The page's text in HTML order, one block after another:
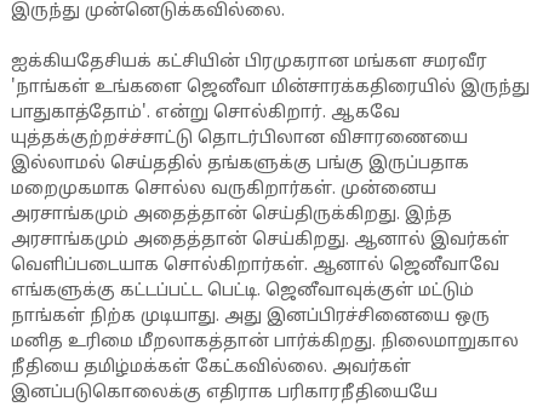
இருந்து முன்னெடுக்கவில்லை.
ஐக்கியதேசியக் கட்சியின் பிரமுகரான மங்கள சமரவீர
'நாங்கள் உங்களை ஜெனீவா மின்சாரக்கதிரையில் இருந்து
பாதுகாத்தோம்'. என்று சொல்கிறார். ஆகவே
யுத்தக்குற்றச்ச்சாட்டு தொடர்பிலான விசாரணையை
இல்லாமல் செய்ததில் தங்களுக்கு பங்கு இருப்பதாக
மறைமுகமாக சொல்ல வருகிறார்கள். முன்னைய
அரசாங்கமும் அதைத்தான் செய்திருக்கிறது. இந்த
அரசாங்கமும் அதைத்தான் செய்கிறது. ஆனால் இவர்கள்
வெளிப்படையாக சொல்கிறார்கள். ஆனால் ஜெனீவாவே
எங்களுக்கு கட்டப்பட்ட பெட்டி. ஜெனீவாவுக்குள் மட்டும்
நாங்கள் நிற்க முடியாது. அது இனப்பிரச்சினையை ஒரு
மனித உரிமை மீறலாகத்தான் பார்க்கிறது. நிலைமாறுகால
நீதியை தமிழ்மக்கள் கேட்கவில்லை. அவர்கள்
இனப்படுகொலைக்கு எதிராக பரிகாரநீதியையே